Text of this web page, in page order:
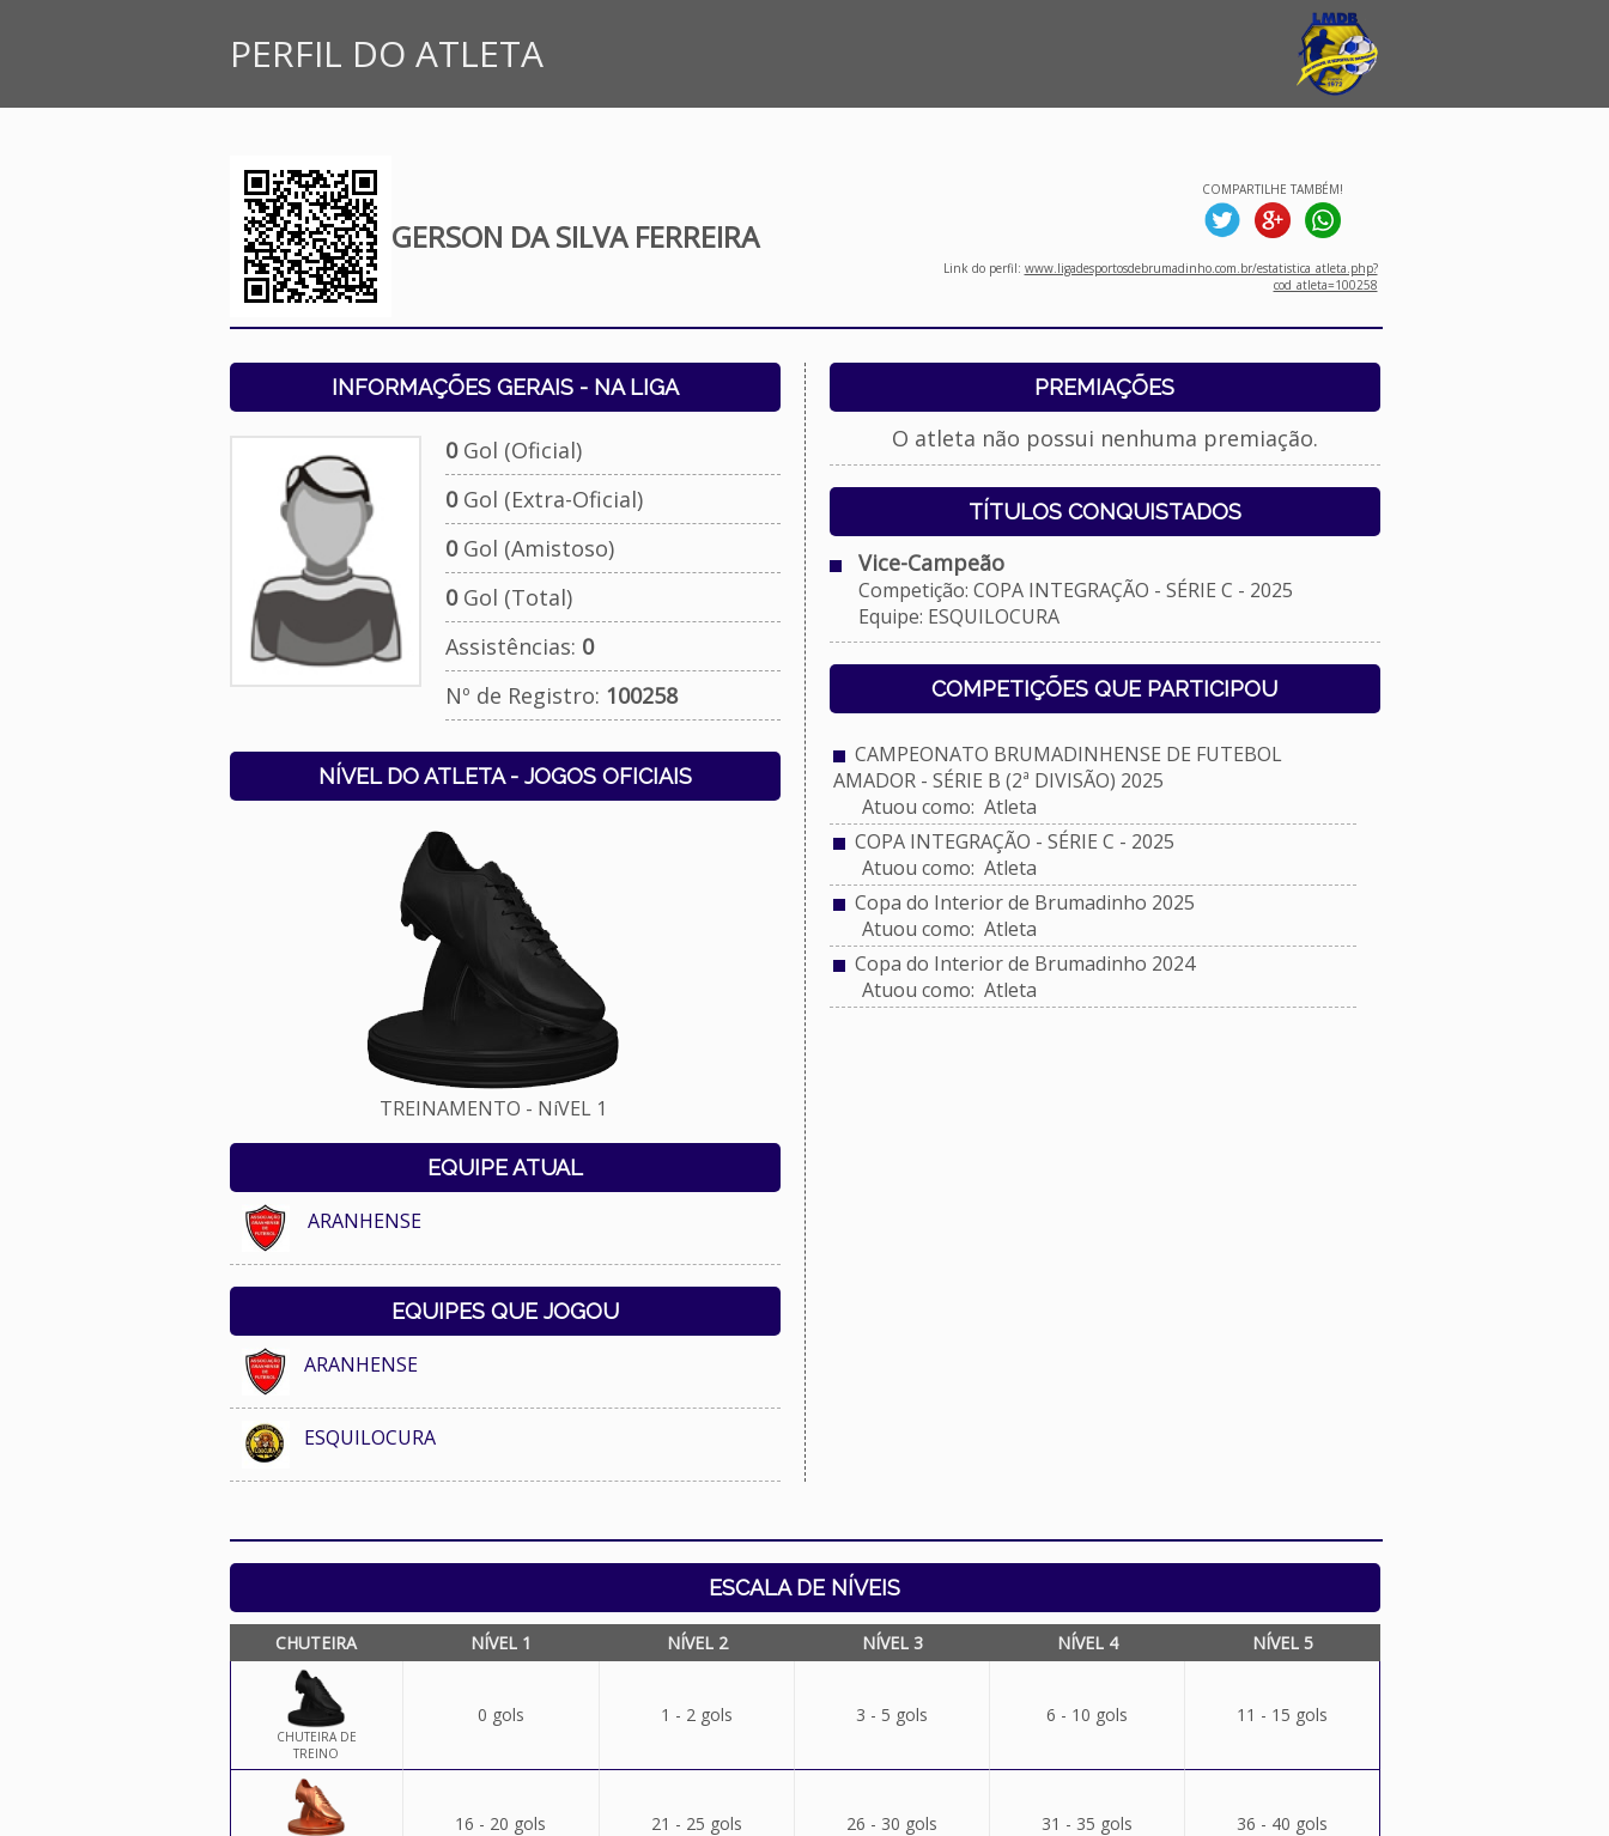
PERFIL DO ATLETA
GERSON DA SILVA FERREIRA
COMPARTILHE TAMBÉM!
Link do perfil: www.ligadesportosdebrumadinho.com.br/estatistica_atleta.php?
cod_atleta=100258
INFORMAÇÕES GERAIS - NA LIGA
0Gol (Oficial)
0Gol (Extra-Oficial)
0Gol (Amistoso)
0Gol (Total)
Assistências: 0
Nº de Registro: 100258
NÍVEL DO ATLETA - JOGOS OFICIAIS
TREINAMENTO - NíVEL 1
EQUIPE ATUAL
ARANHENSE
EQUIPES QUE JOGOU
ARANHENSE
ESQUILOCURA
PREMIAÇÕES
O atleta não possui nenhuma premiação.
TÍTULOS CONQUISTADOS
Vice-Campeão
Competição: COPA INTEGRAÇÃO - SÉRIE C - 2025
Equipe: ESQUILOCURA
COMPETIÇÕES QUE PARTICIPOU
CAMPEONATO BRUMADINHENSE DE FUTEBOL
AMADOR - SÉRIE B (2ª DIVISÃO) 2025
Atuou como: Atleta
COPA INTEGRAÇÃO - SÉRIE C - 2025
Atuou como: Atleta
Copa do Interior de Brumadinho 2025
Atuou como: Atleta
Copa do Interior de Brumadinho 2024
Atuou como: Atleta
ESCALA DE NÍVEIS
CHUTEIRA NÍVEL 1 NÍVEL 2 NÍVEL 3 NÍVEL 4 NÍVEL 5
CHUTEIRA DE
TREINO
0 gols 1 - 2 gols 3 - 5 gols 6 - 10 gols 11 - 15 gols
16 - 20 gols 21 - 25 gols 26 - 30 gols 31 - 35 gols 36 - 40 gols